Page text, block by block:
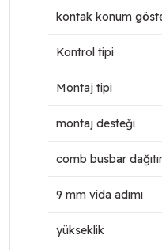
kontak konum
Kontrol tipi
Montaj tipi
montaj desteği
comb busbar
9 mm vida adımı
yükseklik